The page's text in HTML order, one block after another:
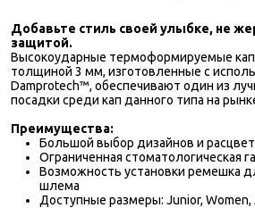
Добавьте стиль своей улыбке, не
защитой.
Высокоударные термоформируемые
толщиной 3 мм, изготовленные с
Damprotech™, обеспечивают один из
посадки среди кап данного типа на
Преимущества:
Большой выбор дизайнов и
Ограниченная стоматологическая
Возможность установки ремешка
шлема
Доступные размеры: Junior, Women,